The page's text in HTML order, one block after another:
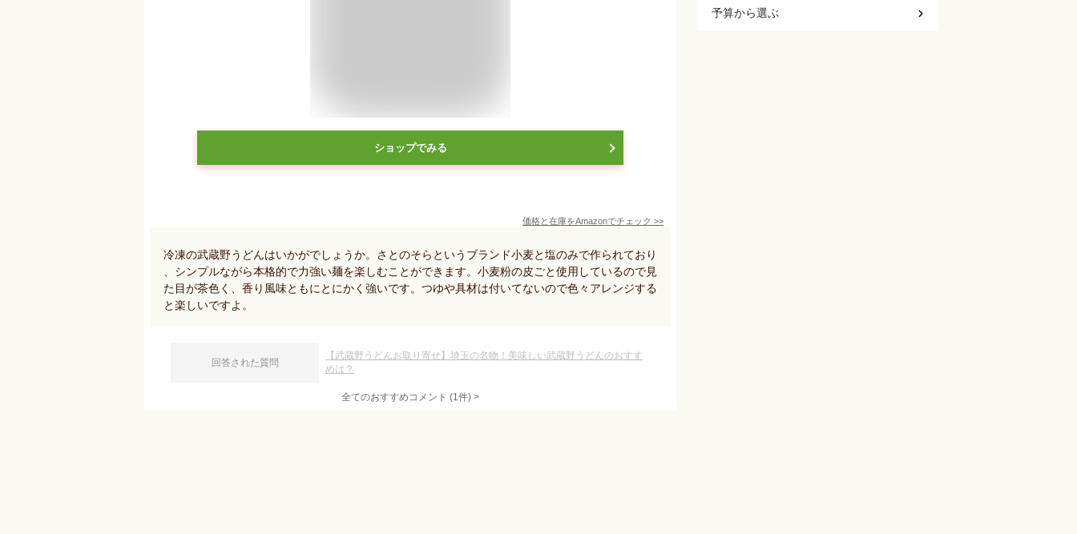
ショップでみる
価格と在庫をAmazonでチェック >>
冷凍の武蔵野うどんはいかがでしょうか。さとのそらというブランド小麦と塩のみで作られており
、シンプルながら本格的で力強い麺を楽しむことができます。小麦粉の皮ごと使用しているので見
た目が茶色く、香り風味ともにとにかく強いです。つゆや具材は付いてないので色々アレンジする
と楽しいですよ。
回答された質問
【武蔵野うどんお取り寄せ】埼玉の名物！美味しい武蔵野うどんのおすす
めは？
全てのおすすめコメント (1件) >
予算から選ぶ